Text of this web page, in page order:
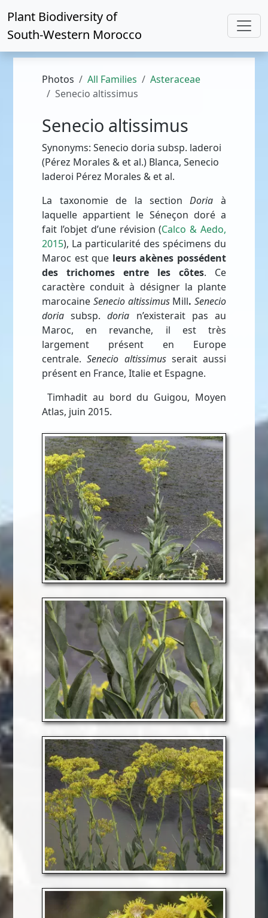
Plant Biodiversity of
South-Western Morocco
Photos All Families
Asteraceae
Senecio altissimus
Senecio altissimus
Synonyms: Senecio doria subsp. laderoi
(Pérez Morales & et al.) Blanca, Senecio
laderoi Pérez Morales & et al.
La taxonomie de la section Doria à
laquelle appartient le Séneçon doré a
fait l’objet d’une révision (Calco & Aedo,
2015), La particularité des spécimens du
Maroc est que leurs akènes possédent
des trichomes entre les côtes.
Ce
caractère conduit à désigner la plante
marocaine Senecio altissimusMill. Senecio
doria subsp. doria n’existerait pas au
Maroc, en revanche, il est très
largement présent en Europe
centrale.Senecio altissimus serait aussi
présent en France, Italie et Espagne.
Timhadit au bord du Guigou, Moyen
Atlas, juin 2015.